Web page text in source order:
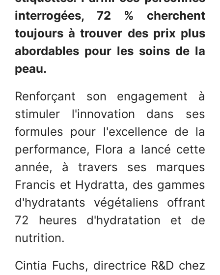
interrogées, 72 % cherchent
toujours à trouver des prix plus
abordables pour les soins de la
peau.
Renforçant son engagement à
stimuler l'innovation dans ses
formules pour l'excellence de la
performance, Flora a lancé cette
année, à travers ses marques
Francis et Hydratta, des gammes
d'hydratants végétaliens offrant
72 heures d'hydratation et de
nutrition.
Cintia Fuchs, directrice R&D chez